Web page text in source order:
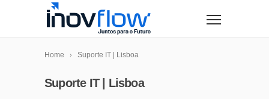
Home Suporte IT | Lisboa
Suporte IT | Lisboa